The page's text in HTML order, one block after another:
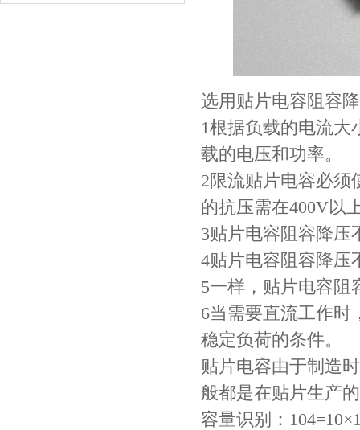
选用贴片电容阻容
1根据负载的电流
载的电压和功率。
2限流贴片电容必须
的抗压需在400V以
3贴片电容阻容降压
4贴片电容阻容降压
5一样，贴片电容阻
6当需要直流工作时
稳定负荷的条件。
贴片电容由于制造
般都是在贴片生产
容量识别：